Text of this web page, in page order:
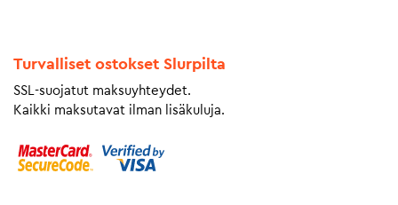
Turvalliset ostokset Slurpilta
SSL-suojatut maksuyhteydet.
Kaikki maksutavat ilman lisäkuluja.